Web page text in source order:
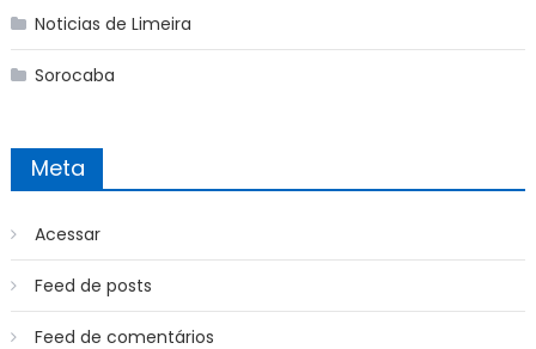
Noticias de Limeira
Sorocaba
Meta
Acessar
Feed de posts
Feed de comentários